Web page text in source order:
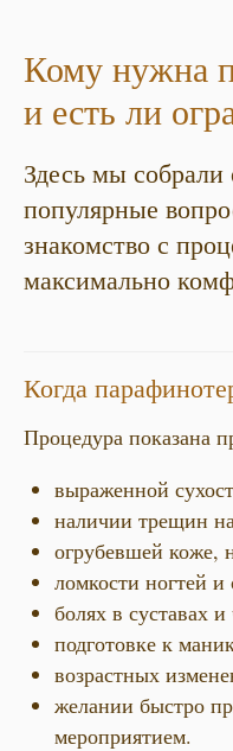
Кому нужна
и есть ли
Здесь мы
популярные
знакомство с
максимально
Когда
Процедура показана
выраженной
наличии трещин
огрубевшей коже,
ломкости ногтей и
болях в суставах
подготовке к
возрастных
желании быстро
мероприятием.